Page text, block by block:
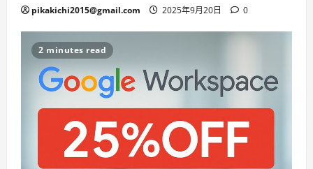
pikakichi2015@gmail.com 2025年9月20日 0
2 minutes read